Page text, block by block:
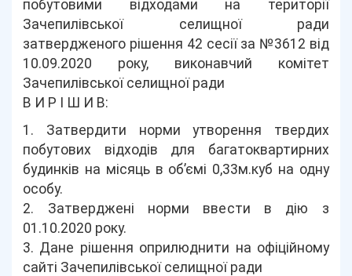
побутовими відходами на території
Зачепилівської селищної ради
затвердженого рішення 42 сесії за №3612 від
10.09.2020 року, виконавчий комітет
Зачепилівської селищної ради
В И Р І Ш И В:
1. Затвердити норми утворення твердих
побутових відходів для багатоквартирних
будинків на місяць в об’ємі 0,33м.куб на одну
особу.
2. Затверджені норми ввести в дію з
01.10.2020 року.
3. Дане рішення оприлюднити на офіційному
сайті Зачепилівської селищної ради